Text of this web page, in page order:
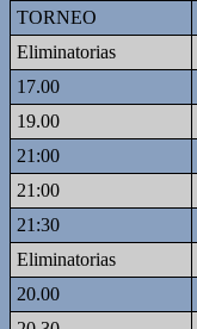
TORNEO
Eliminatorias
17.00
19.00
21:00
21:00
21:30
Eliminatorias
20.00